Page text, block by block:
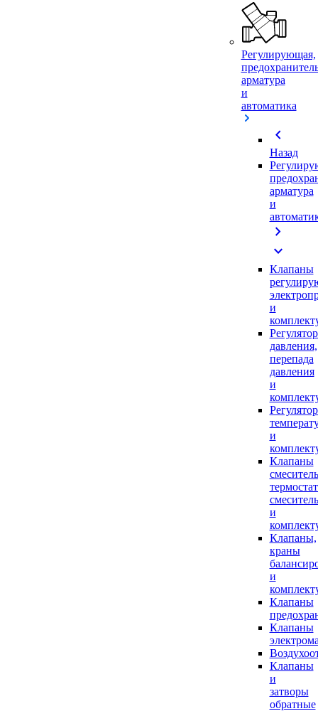
Регулирующая,
арматура
и
автоматика
chevron_left
Назад
арматура
и
chevron_right
expand_more
Клапаны
и
давления,
перепада
давления
и
и
Клапаны
и
Клапаны,
краны
и
Клапаны
Клапаны
Клапаны
и
затворы
обратные